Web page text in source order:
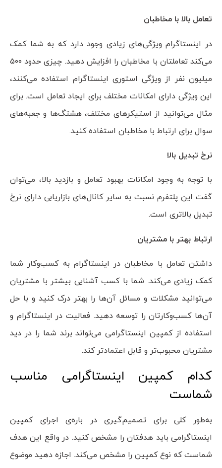
تعامل بالا با مخاطبان
در اینستاگرام ویژگی‌های زیادی وجود دارد که به شما کمک
می‌کند تعاملتان با مخاطبان را افزایش دهید. چیزی حدود ۵۰۰
میلیون نفر از ویژگی استوری اینستاگرام استفاده می‌کنند،
این ویژگی دارای امکانات مختلف برای ایجاد تعامل است. برای
مثال می‌توانید از استیکر‌های مختلف، هشتگ‌ها و جعبه‌های
سوال برای ارتباط با مخاطبان استفاده کنید.
نرخ تبدیل بالا
با توجه به وجود امکانات بهبود تعامل و بازدید بالا، می‌توان
گفت این پلتفرم نسبت به سایر کانال‌های بازاریابی دارای نرخ
تبدیل بالاتری است.
ارتباط بهتر با مشتریان
داشتن تعامل با مخاطبان در اینستاگرام به کسب‌و‌کار شما
کمک زیادی می‌کند. شما با کسب آشنایی بیشتر با مشتریان
می‌توانید مشکلات و مسائل آن‌ها را بهتر درک کنید و با حل
آن‌ها کسب‌و‌کارتان را توسعه دهید. فعالیت در اینستاگرام و
استفاده از کمپین اینستاگرامی می‌تواند برند شما را در دید
مشتریان محبوب‌تر و قابل اعتماد‌تر کند.
کدام کمپین اینستاگرامی مناسب
شماست
به‌طور کلی برای تصمیم‌گیری در باره‌ی اجرای کمپین
اینستاگرامی باید هدفتان را مشخص کنید. در واقع این هدف
شماست که نوع کمپین را مشخص می‌کند. اجازه دهید موضوع